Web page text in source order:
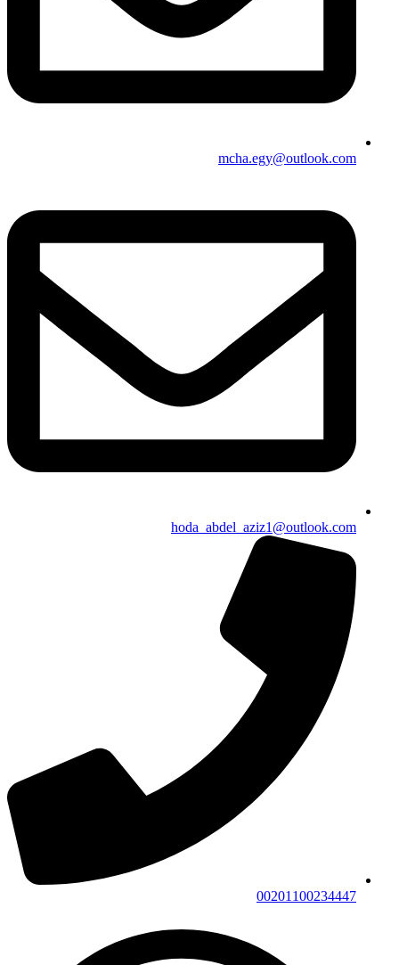
mcha.egy@outlook.com
hoda_abdel_aziz1@outlook.com
00201100234447